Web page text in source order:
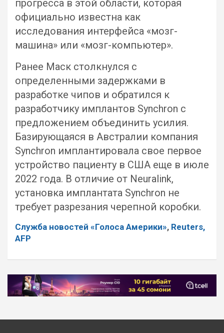
прогресса в этой области, которая
официально известна как
исследования интерфейса «мозг-
машина» или «мозг-компьютер».
Ранее Маск столкнулся с
определенными задержками в
разработке чипов и обратился к
разработчику имплантов Synchron с
предложением объединить усилия.
Базирующаяся в Австралии компания
Synchron имплантировала свое первое
устройство пациенту в США еще в июле
2022 года. В отличие от Neuralink,
установка имплантата Synchron не
требует разрезания черепной коробки.
Служба новостей «Голоса Америки», Reuters,
AFP
Навигация
по